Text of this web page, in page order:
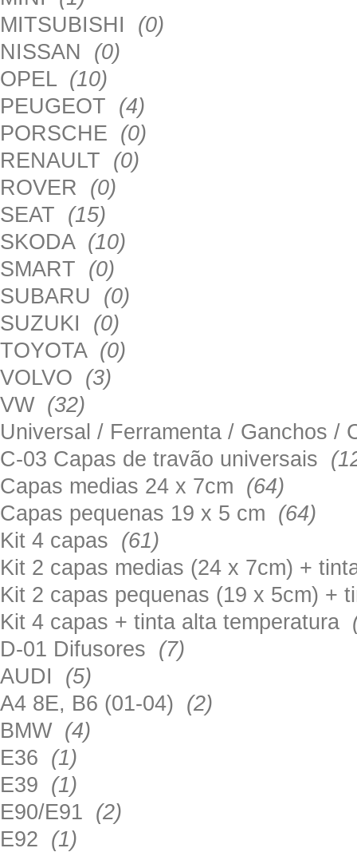
MITSUBISHI (0)
NISSAN (0)
OPEL (10)
PEUGEOT (4)
PORSCHE (0)
RENAULT (0)
ROVER (0)
SEAT (15)
SKODA (10)
SMART (0)
SUBARU (0)
SUZUKI (0)
TOYOTA (0)
VOLVO (3)
VW (32)
Universal / Ferramenta / Ganchos
C-03 Capas de travão universais
Capas medias 24 x 7cm (64)
Capas pequenas 19 x 5 cm (64)
Kit 4 capas (61)
Kit 2 capas medias (24 x 7cm) +
Kit 2 capas pequenas (19 x 5cm) +
Kit 4 capas + tinta alta temperatura
D-01 Difusores (7)
AUDI (5)
A4 8E, B6 (01-04) (2)
BMW (4)
E36 (1)
E39 (1)
E90/E91 (2)
E92 (1)